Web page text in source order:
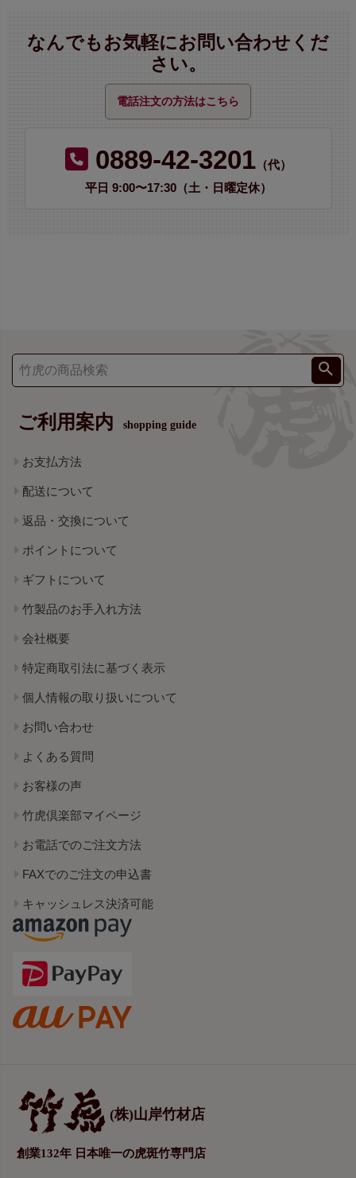
なんでもお気軽にお問い合わせくだ
さい。
電話注文の方法はこちら
0889-42-3201（代）
平日 9:00〜17:30（土・日曜定休）
ご利用案内 shopping guide
お支払方法
配送について
返品・交換について
ポイントについて
ギフトについて
竹製品のお手入れ方法
会社概要
特定商取引法に基づく表示
個人情報の取り扱いについて
お問い合わせ
よくある質問
お客様の声
竹虎倶楽部マイページ
お電話でのご注文方法
FAXでのご注文の申込書
キャッシュレス決済可能
(株)山岸竹材店
創業132年 日本唯一の虎斑竹専門店